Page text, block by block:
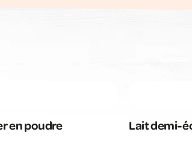
en poudre Lait demi-